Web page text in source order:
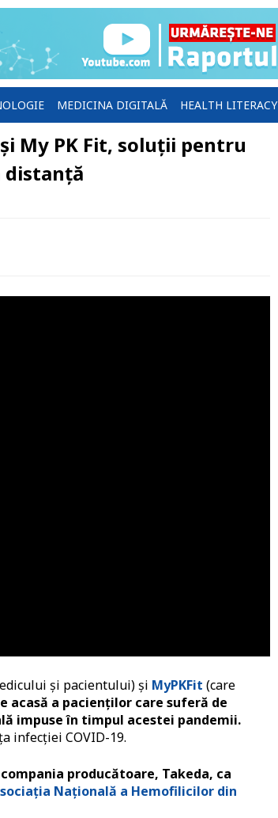
MEDICINA DIGITALĂ HEALTH LITERACY
My PK Fit, soluții pentru
distanță
și pacientului) și MyPKFit (care
acasă a pacienților care suferă de
impuse în timpul acestei pandemii.
infecției COVID-19.
producătoare, Takeda, ca
Națională a Hemofilicilor din